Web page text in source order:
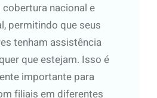
nacional e
permitindo que seus
tenham assistência
que estejam. Isso é
importante para
filiais em diferentes